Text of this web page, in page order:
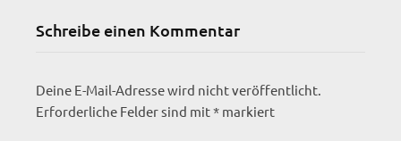
Schreibe einen Kommentar
Deine E-Mail-Adresse wird nicht veröffentlicht.
Erforderliche Felder sind mit* markiert